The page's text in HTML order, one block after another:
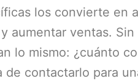
los convierte en
aumentar ventas.
lo mismo: ¿cuánto
de contactarlo para